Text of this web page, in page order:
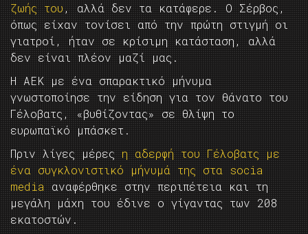
ζωής του , αλλά δεν τα κατάφερε. Ο Σέρβος,
όπως είχαν τονίσει από την πρώτη στιγμή οι
γιατροί, ήταν σε κρίσιμη κατάσταση, αλλά
δεν είναι πλέον μαζί μας.
Η ΑΕΚ με ένα σπαρακτικό μήνυμα
γνωστοποίησε την είδηση για τον θάνατο του
Γέλοβατς, «βυθίζοντας» σε θλίψη το
ευρωπαϊκό μπάσκετ.
Πριν λίγες μέρες η αδερφή του Γέλοβατς με
ένα συγκλονιστικό μήνυμά της στα socia
media αναφέρθηκε στην περιπέτεια και τη
μεγάλη μάχη του έδινε ο γίγαντας των 208
εκατοστών.